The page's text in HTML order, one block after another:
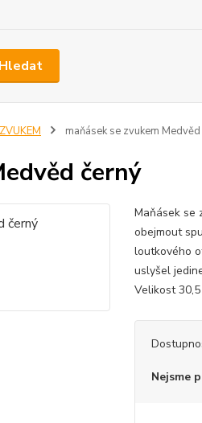
Hledat
maňásek se zvukem
černý
Maňásek se
obejmout
loutkového
uslyšel
Velikost
Nejsme